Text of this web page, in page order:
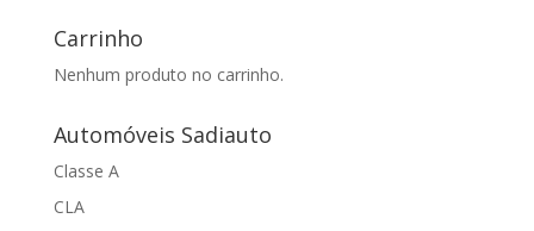
Carrinho
Nenhum produto no carrinho.
Automóveis Sadiauto
Classe A
CLA